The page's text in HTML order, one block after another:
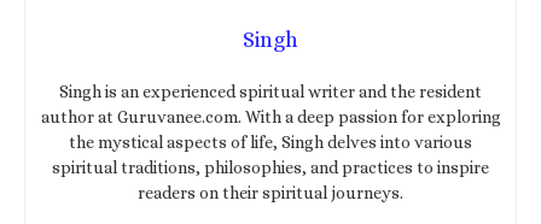
Singh
Singh is an experienced spiritual writer and the resident
author at Guruvanee.com. With a deep passion for exploring
the mystical aspects of life, Singh delves into various
spiritual traditions, philosophies, and practices to inspire
readers on their spiritual journeys.